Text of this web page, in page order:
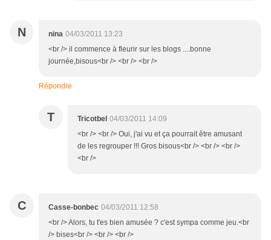
N nina 04/03/2011 13:23
<br /> il commence à fleurir sur les blogs ....bonne
journée,bisous<br /> <br /> <br />
Répondre
T Tricotbel 04/03/2011 14:09
<br /> <br /> Oui, j'ai vu et ça pourrait être amusant
de les regrouper !!! Gros bisous<br /> <br /> <br />
<br />
C Casse-bonbec 04/03/2011 12:58
<br /> Alors, tu t'es bien amusée ? c'est sympa comme jeu.<br
/> bises<br /> <br /> <br />